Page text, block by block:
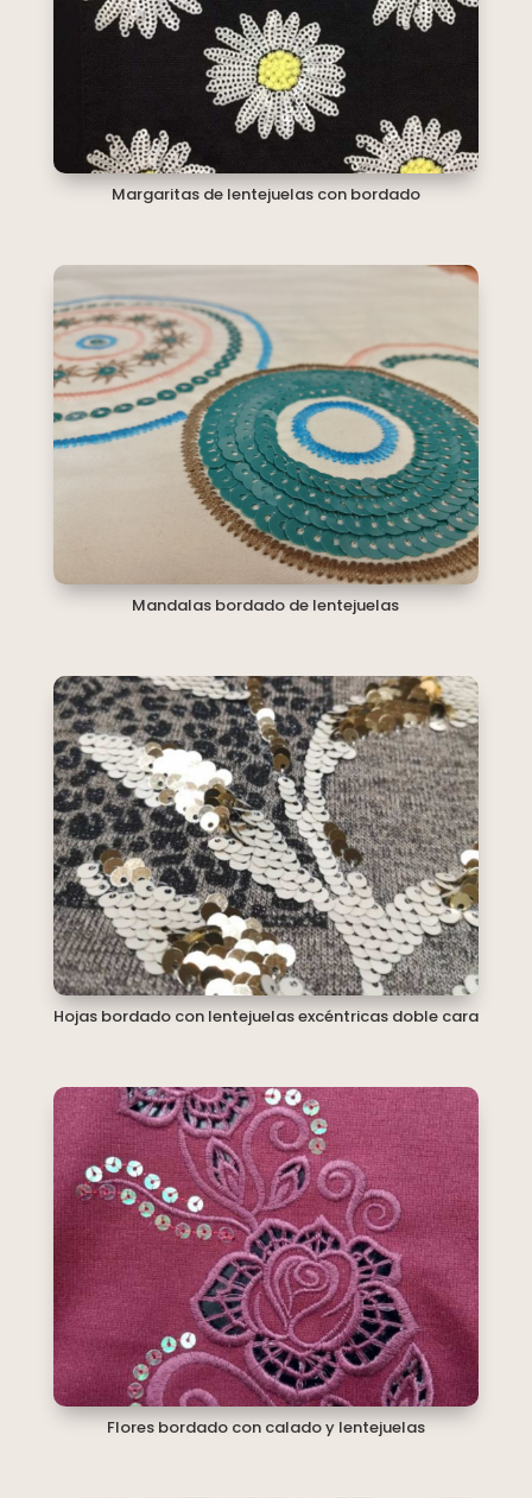
Margaritas de lentejuelas con bordado
Mandalas bordado de lentejuelas
Hojas bordado con lentejuelas excéntricas doble cara
Flores bordado con calado y lentejuelas